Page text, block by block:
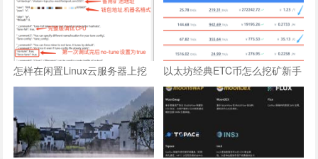
怎样在闲置Linux云服务器上挖
RTM币
以太坊经典ETC币怎么挖矿新手
教程